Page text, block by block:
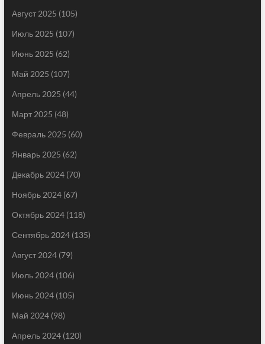
Август 2025 (105)
Июль 2025 (107)
Июнь 2025 (62)
Май 2025 (107)
Апрель 2025 (44)
Март 2025 (48)
Февраль 2025 (60)
Январь 2025 (62)
Декабрь 2024(70)
Ноябрь 2024(67)
Октябрь 2024(118)
Сентябрь 2024(135)
Август 2024(79)
Июль 2024(106)
Июнь 2024(105)
Май 2024(98)
Апрель 2024(120)